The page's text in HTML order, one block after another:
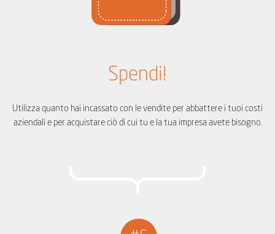
Spendi!
Utilizza quanto hai incassato con le vendite per abbattere i tuoi costi
aziendali e per acquistare ciò di cui tu e la tua impresa avete bisogno.